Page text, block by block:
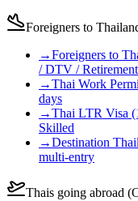
Foreigners to
→Foreigners to
/ DTV / Retirement
→Thai Work
days
→Thai LTR Visa
Skilled
→Destination
multi-entry
Thais going abroad